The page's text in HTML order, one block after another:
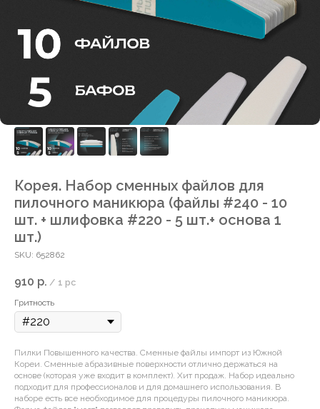
Корея. Набор сменных файлов для
пилочного маникюра (файлы #240 - 10
шт. + шлифовка #220 - 5 шт.+ основа 1
шт.)
SKU: 652862
910 р. / 1 pc
Гритность
Пилки Повышенного качества. Сменные файлы импорт из Южной
Кореи. Сменные абразивные поверхности отлично держаться на
основе (которая уже входит в комплект). Хит продаж. Набор идеально
подходит для профессионалов и для домашнего использования. В
наборе есть все необходимое для процедуры пилочного маникюра.